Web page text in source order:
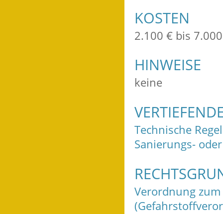
KOSTEN
2.100 € bis
HINWEISE
keine
Technische
Sanierungs-
Verordnung